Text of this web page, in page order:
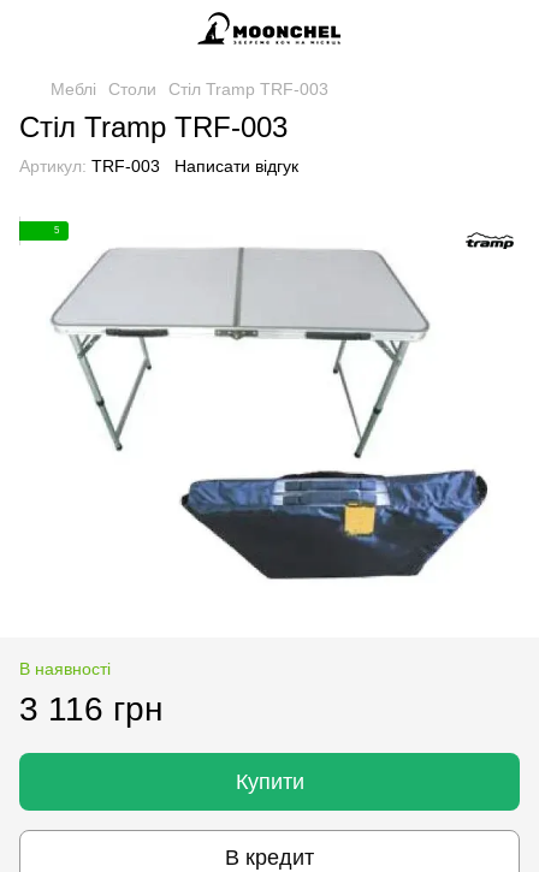
Меблі Столи Стіл Tramp TRF-003
Стіл Tramp TRF-003
Артикул: TRF-003 Написати відгук
5
В наявності
3 116 грн
Купити
В кредит